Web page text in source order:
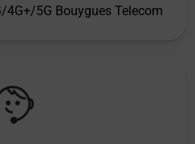
4G+/5G Bouygues Telecom